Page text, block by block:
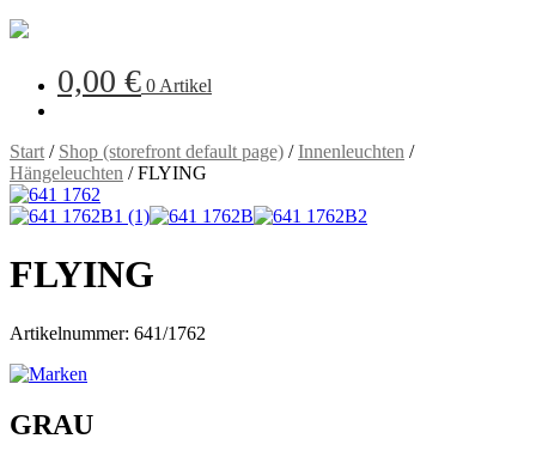
0,00 € 0 Artikel
Start / Shop (storefront default page) /Innenleuchten /
Hängeleuchten /FLYING
FLYING
Artikelnummer: 641/1762
GRAU